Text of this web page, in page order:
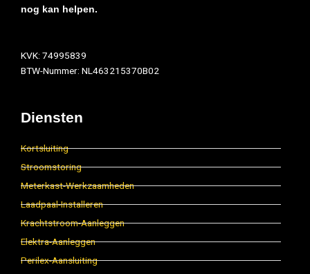
nog kan helpen.
KVK: 74995839
BTW-Nummer: NL463215370B02
Diensten
Kortsluiting
Stroomstoring
Meterkast-Werkzaamheden
Laadpaal-Installeren
Krachtstroom-Aanleggen
Elektra-Aanleggen
Perilex-Aansluiting